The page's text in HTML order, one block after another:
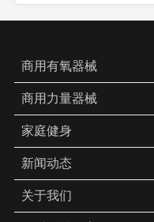
商用有氧器械
商用力量器械
家庭健身
新闻动态
关于我们